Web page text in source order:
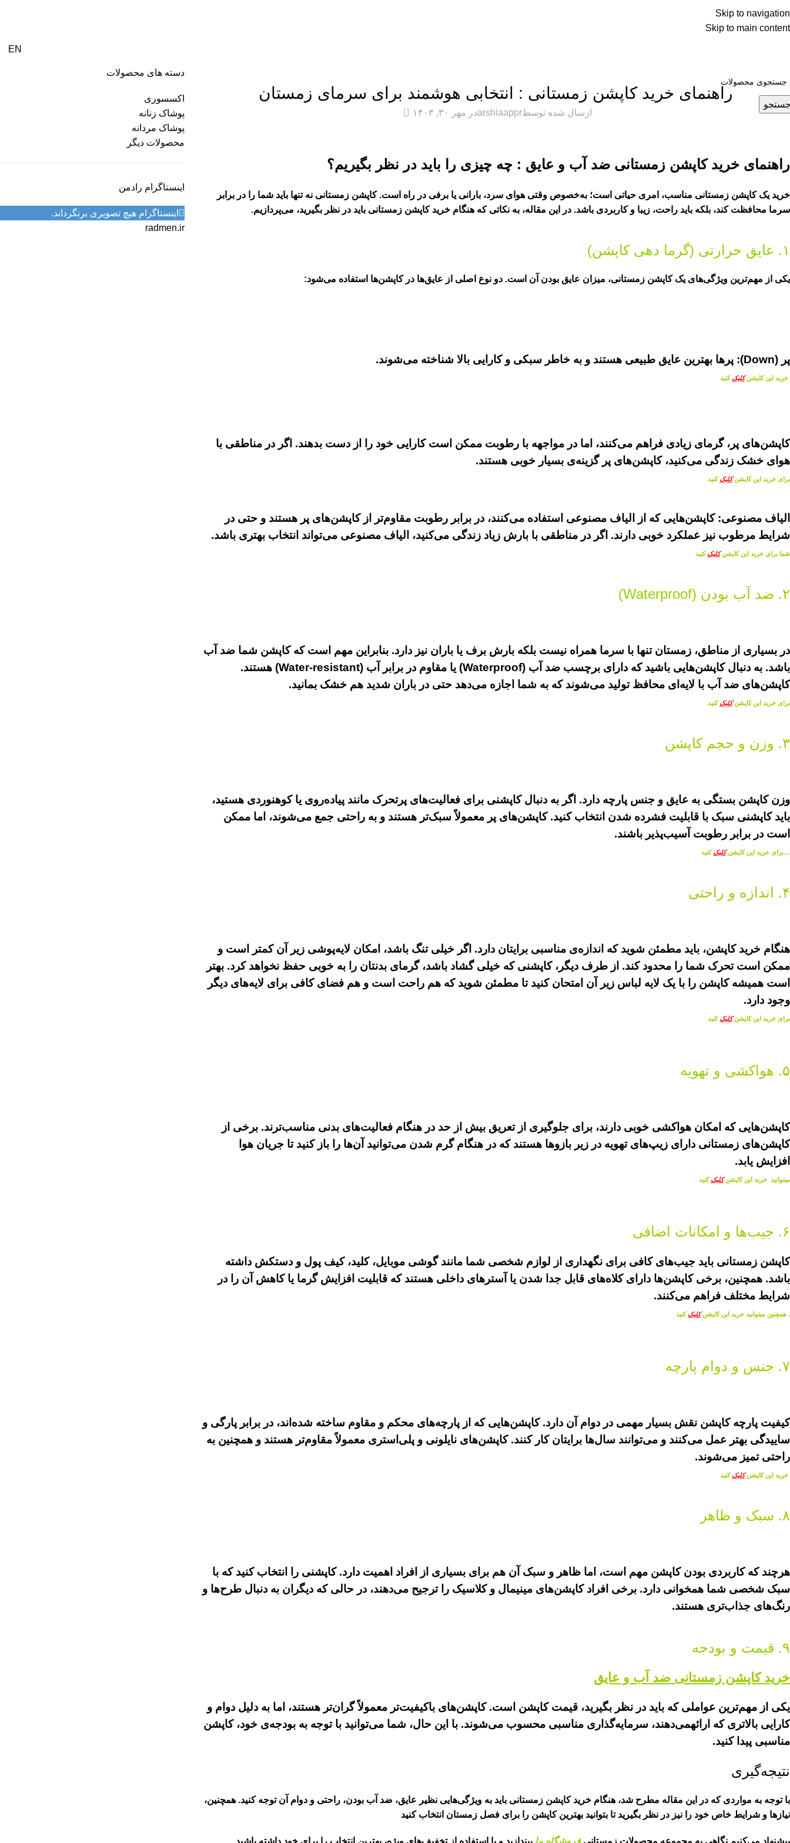
Skip to navigation
Skip to main content
EN
مجله مد و پوشاک
راهنمای خرید کاپشن زمستانی : انتخابی هوشمند برای سرمای زمستان
ارسال شده توسطarshiaapprدر مهر ۳۰, ۱۴۰۳ ۰
راهنمای خرید کاپشن زمستانی ضد آب و عایق : چه چیزی را باید در نظر بگیریم؟
خرید یک کاپشن زمستانی مناسب، امری حیاتی است؛ به‌خصوص وقتی هوای سرد، بارانی یا برفی در راه است. کاپشن زمستانی نه تنها باید شما را در برابر
سرما محافظت کند، بلکه باید راحت، زیبا و کاربردی باشد. در این مقاله، به نکاتی که هنگام خرید کاپشن زمستانی باید در نظر بگیرید، می‌پردازیم.
۱. عایق حرارتی (گرما دهی کاپشن)
یکی از مهم‌ترین ویژگی‌های یک کاپشن زمستانی، میزان عایق بودن آن است. دو نوع اصلی از عایق‌ها در کاپشن‌ها استفاده می‌شود:
پر (Down): پرها بهترین عایق طبیعی هستند و به خاطر سبکی و کارایی بالا شناخته می‌شوند.
خرید این کاپشنکلیک کنید
کاپشن‌های پر، گرمای زیادی فراهم می‌کنند، اما در مواجهه با رطوبت ممکن است کارایی خود را از دست بدهند. اگر در مناطقی با
هوای خشک زندگی می‌کنید، کاپشن‌های پر گزینه‌ی بسیار خوبی هستند.
برای خرید این کاپشنکلیک کنید
الیاف مصنوعی: کاپشن‌هایی که از الیاف مصنوعی استفاده می‌کنند، در برابر رطوبت مقاوم‌تر از کاپشن‌های پر هستند و حتی در
شرایط مرطوب نیز عملکرد خوبی دارند. اگر در مناطقی با بارش زیاد زندگی می‌کنید، الیاف مصنوعی می‌تواند انتخاب بهتری باشد.
شما برای خرید این کاپشنکلیک کنید
۲. ضد آب بودن (Waterproof)
در بسیاری از مناطق، زمستان تنها با سرما همراه نیست بلکه بارش برف یا باران نیز دارد. بنابراین مهم است که کاپشن شما ضد آب
باشد. به دنبال کاپشن‌هایی باشید که دارای برچسب ضد آب (Waterproof) یا مقاوم در برابر آب (Water-resistant) هستند.
کاپشن‌های ضد آب با لایه‌ای محافظ تولید می‌شوند که به شما اجازه می‌دهد حتی در باران شدید هم خشک بمانید.
برای خرید این کاپشنکلیک کنید
۳. وزن و حجم کاپشن
وزن کاپشن بستگی به عایق و جنس پارچه دارد. اگر به دنبال کاپشنی برای فعالیت‌های پرتحرک مانند پیاده‌روی یا کوهنوردی هستید،
باید کاپشنی سبک با قابلیت فشرده شدن انتخاب کنید. کاپشن‌های پر معمولاً سبک‌تر هستند و به راحتی جمع می‌شوند، اما ممکن
است در برابر رطوبت آسیب‌پذیر باشند.
…برای خرید این کاپشنکلیک کنید
۴. اندازه و راحتی
هنگام خرید کاپشن، باید مطمئن شوید که اندازه‌ی مناسبی برایتان دارد. اگر خیلی تنگ باشد، امکان لایه‌پوشی زیر آن کمتر است و
ممکن است تحرک شما را محدود کند. از طرف دیگر، کاپشنی که خیلی گشاد باشد، گرمای بدنتان را به خوبی حفظ نخواهد کرد. بهتر
است همیشه کاپشن را با یک لایه لباس زیر آن امتحان کنید تا مطمئن شوید که هم راحت است و هم فضای کافی برای لایه‌های دیگر
وجود دارد.
برای خرید این کاپشنکلیک کنید
۵. هواکشی و تهویه
کاپشن‌هایی که امکان هواکشی خوبی دارند، برای جلوگیری از تعریق بیش از حد در هنگام فعالیت‌های بدنی مناسب‌ترند. برخی از
کاپشن‌های زمستانی دارای زیپ‌های تهویه در زیر بازوها هستند که در هنگام گرم شدن می‌توانید آن‌ها را باز کنید تا جریان هوا
افزایش یابد.
میتوانید خرید این کاپشنکلیک کنید
۶. جیب‌ها و امکانات اضافی
کاپشن زمستانی باید جیب‌های کافی برای نگهداری از لوازم شخصی شما مانند گوشی موبایل، کلید، کیف پول و دستکش داشته
باشد. همچنین، برخی کاپشن‌ها دارای کلاه‌های قابل جدا شدن یا آسترهای داخلی هستند که قابلیت افزایش گرما یا کاهش آن را در
شرایط مختلف فراهم می‌کنند.
. همچنین میتوانید خرید این کاپشنکلیک کنید
۷. جنس و دوام پارچه
کیفیت پارچه کاپشن نقش بسیار مهمی در دوام آن دارد. کاپشن‌هایی که از پارچه‌های محکم و مقاوم ساخته شده‌اند، در برابر پارگی و
ساییدگی بهتر عمل می‌کنند و می‌توانند سال‌ها برایتان کار کنند. کاپشن‌های نایلونی و پلی‌استری معمولاً مقاوم‌تر هستند و همچنین به
راحتی تمیز می‌شوند.
خرید این کاپشنکلیک کنید
۸. سبک و ظاهر
هرچند که کاربردی بودن کاپشن مهم است، اما ظاهر و سبک آن هم برای بسیاری از افراد اهمیت دارد. کاپشنی را انتخاب کنید که با
سبک شخصی شما همخوانی دارد. برخی افراد کاپشن‌های مینیمال و کلاسیک را ترجیح می‌دهند، در حالی که دیگران به دنبال طرح‌ها و
رنگ‌های جذاب‌تری هستند.
۹. قیمت و بودجه
خرید کاپشن زمستانی ضد آب و عایق
یکی از مهم‌ترین عواملی که باید در نظر بگیرید، قیمت کاپشن است. کاپشن‌های باکیفیت‌تر معمولاً گران‌تر هستند، اما به دلیل دوام و
کارایی بالاتری که ارائهمی‌دهند، سرمایه‌گذاری مناسبی محسوب می‌شوند. با این حال، شما می‌توانید با توجه به بودجه‌ی خود، کاپشن
مناسبی پیدا کنید.
نتیجه‌گیری
با توجه به مواردی که در این مقاله مطرح شد، هنگام خرید کاپشن زمستانی باید به ویژگی‌هایی نظیر عایق، ضد آب بودن، راحتی و دوام آن توجه کنید. همچنین،
نیازها و شرایط خاص خود را نیز در نظر بگیرید تا بتوانید بهترین کاپشن را برای فصل زمستان انتخاب کنید
پیشنهاد می‌کنیم نگاهی به مجموعه محصولات زمستانیفروشگاه ما بیندازید و با استفاده از تخفیف‌های ویژه، بهترین انتخاب را برای خود داشته باشید.
دسته های محصولات
اکسسوری
پوشاک زنانه
پوشاک مردانه
محصولات دیگر
اینستاگرام رادمن
اینستاگرام هیچ تصویری برنگرداند.
radmen.ir